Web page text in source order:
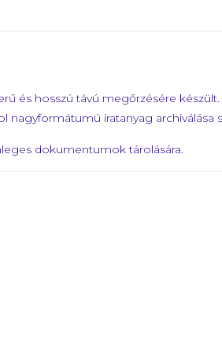
és hosszú távú megőrzésére
iratanyag archiválása
dokumentumok tárolására.